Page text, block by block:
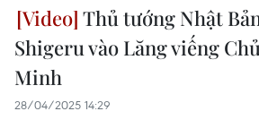
Thủ tướng Nhật
Shigeru vào Lăng viếng
Minh
28/04/2025 14:29